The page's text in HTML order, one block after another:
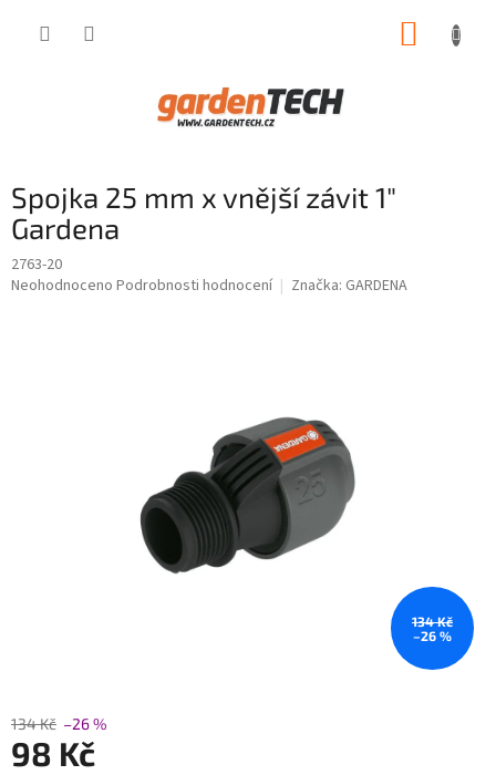
Spojka 25 mm x vnější závit 1"
Gardena
2763-20
Průměrné
Neohodnoceno Podrobnosti hodnocení Značka: GARDENA
134 Kč
–26 %
134 Kč –26 %
98 Kč